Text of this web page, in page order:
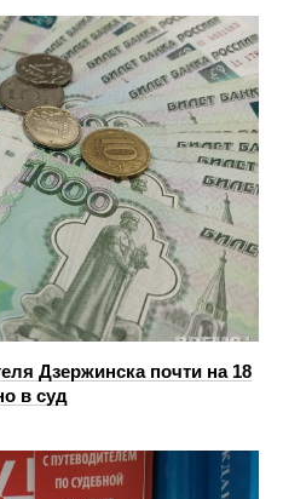
Дзержинска почти на 18
в суд